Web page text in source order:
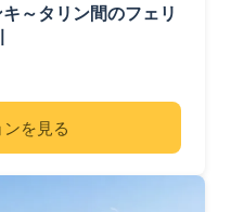
～タリン間のフェリ
を見る